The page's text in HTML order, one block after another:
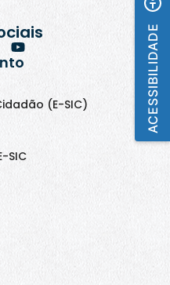
(E-SIC)
SIC
ACESSIBILIDADE